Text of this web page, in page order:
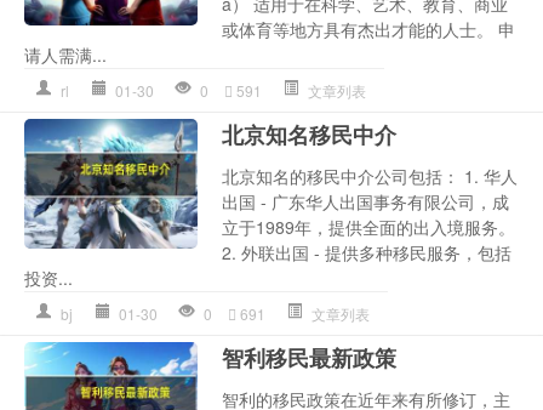
或体育等地方具有杰出才能的人士。 申
请人需满...
rl 01-30 0 591 文章列表
北京知名移民中介
北京知名的移民中介公司包括： 1. 华人
出国 - 广东华人出国事务有限公司，成
立于1989年，提供全面的出入境服务。
2. 外联出国 - 提供多种移民服务，包括
投资...
bj 01-30 0 691 文章列表
智利移民最新政策
智利的移民政策在近年来有所修订，主